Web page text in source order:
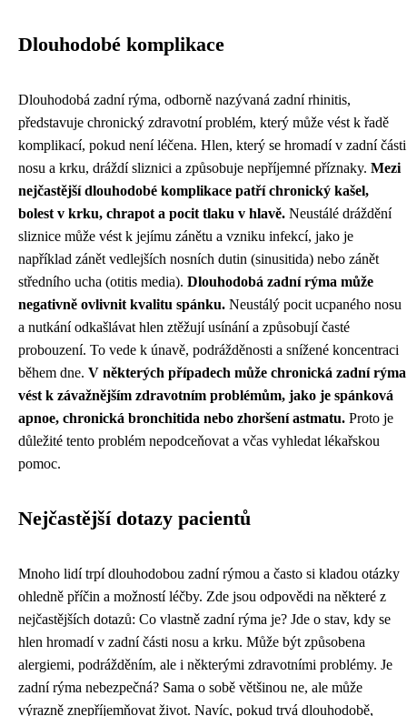
Dlouhodobé komplikace
Dlouhodobá zadní rýma, odborně nazývaná zadní rhinitis,
představuje chronický zdravotní problém, který může vést k řadě
komplikací, pokud není léčena. Hlen, který se hromadí v zadní části
nosu a krku, dráždí sliznici a způsobuje nepříjemné příznaky. Mezi
nejčastější dlouhodobé komplikace patří chronický kašel,
bolest v krku, chrapot a pocit tlaku v hlavě. Neustálé dráždění
sliznice může vést k jejímu zánětu a vzniku infekcí, jako je
například zánět vedlejších nosních dutin (sinusitida) nebo zánět
středního ucha (otitis media). Dlouhodobá zadní rýma může
negativně ovlivnit kvalitu spánku. Neustálý pocit ucpaného nosu
a nutkání odkašlávat hlen ztěžují usínání a způsobují časté
probouzení. To vede k únavě, podrážděnosti a snížené koncentraci
během dne. V některých případech může chronická zadní rýma
vést k závažnějším zdravotním problémům, jako je spánková
apnoe, chronická bronchitida nebo zhoršení astmatu. Proto je
důležité tento problém nepodceňovat a včas vyhledat lékařskou
pomoc.
Nejčastější dotazy pacientů
Mnoho lidí trpí dlouhodobou zadní rýmou a často si kladou otázky
ohledně příčin a možností léčby. Zde jsou odpovědi na některé z
nejčastějších dotazů: Co vlastně zadní rýma je? Jde o stav, kdy se
hlen hromadí v zadní části nosu a krku. Může být způsobena
alergiemi, podrážděním, ale i některými zdravotními problémy. Je
zadní rýma nebezpečná? Sama o sobě většinou ne, ale může
výrazně znepříjemňovat život. Navíc, pokud trvá dlouhodobě,